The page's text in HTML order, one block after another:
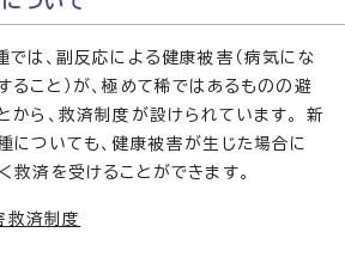
では、副反応による健康被害（病気にな
ること）が、極めて稀ではあるものの避
から、救済制度が設けられています。 新
についても、健康被害が生じた場合に
救済を受けることができます。
救済制度